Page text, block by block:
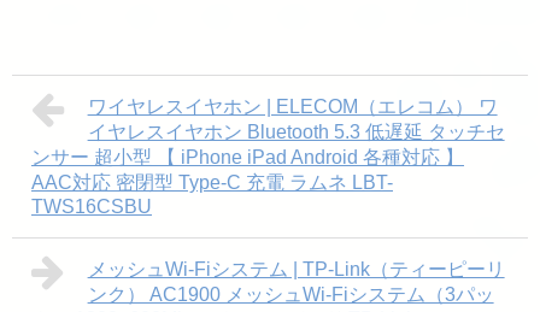
ワイヤレスイヤホン | ELECOM（エレコム） ワ
イヤレスイヤホン Bluetooth 5.3 低遅延 タッチセ
ンサー 超小型 【 iPhone iPad Android 各種対応 】
AAC対応 密閉型 Type‐C 充電 ラムネ LBT-
TWS16CSBU
メッシュWi-Fiシステム | TP-Link（ティーピーリ
ンク） AC1900 メッシュWi-Fiシステム（3パッ